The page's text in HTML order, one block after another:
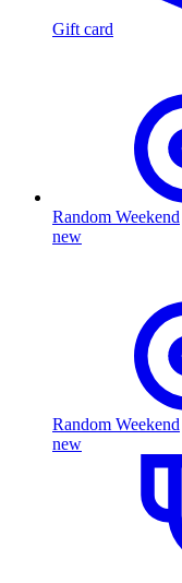
Gift card
Random Weekend
new
Random Weekend
new